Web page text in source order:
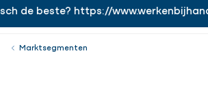
https://www.werkenbijhanab.nl
https://www.werkenbijhanab.nl
Marktsegmenten